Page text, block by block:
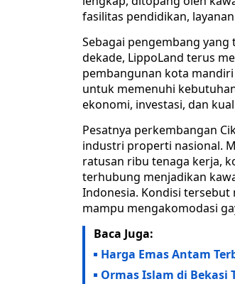
fasilitas pendidikan,
Sebagai pengembang
dekade, LippoLand terus
pembangunan kota
untuk memenuhi
ekonomi, investasi, dan
Pesatnya perkembangan
industri properti nasional.
ratusan ribu tenaga kerja,
terhubung menjadikan
Indonesia. Kondisi
mampu mengakomodasi
Baca Juga:
Harga Emas Antam
Ormas Islam di Bekasi